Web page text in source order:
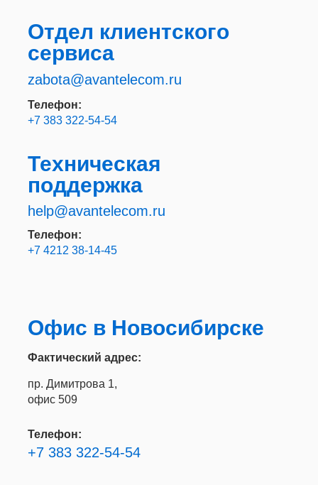
Отдел клиентского
сервиса
zabota@avantelecom.ru
Телефон:
Телефон:
+7 383 322-54-54
+7 383 322-54-54
Офис в Новосибирске
Фактический адрес:
пр. Димитрова 1,
офис 509
Техническая
поддержка
help@avantelecom.ru
Телефон:
+7 4212 38-14-45